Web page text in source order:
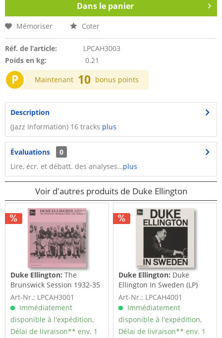
Dans le panier
Mémoriser Coter
Réf. de l’article:
LPCAH3003
Poids en kg:
0.21
P Maintenant 10 bonus points
Description
(Jazz Information) 16 tracks plus
Évaluations
0
Lire, écr. et débatt. des analyses…plus
Voir d'autres produits de Duke Ellington
Duke Ellington: The
Brunswick Session 1932-35
Vol.1 (LP)
Art-Nr.: LPCAH3001
Immédiatement
disponible à l'expédition,
Délai de livraison** env. 1
Duke Ellington: Duke
Ellington In Sweden (LP)
Art-Nr.: LPCAH4001
Immédiatement
disponible à l'expédition,
Délai de livraison** env. 1